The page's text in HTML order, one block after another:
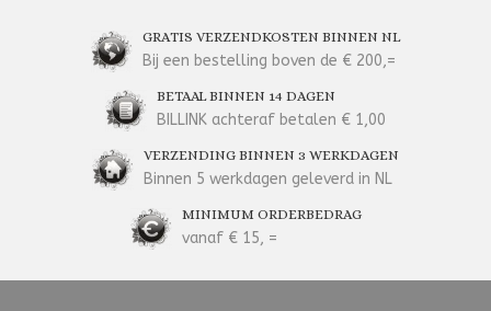
GRATIS VERZENDKOSTEN BINNEN NL
Bij een bestelling boven de € 200,=
BETAAL BINNEN 14 DAGEN
BILLINK achteraf betalen € 1,00
VERZENDING BINNEN 3 WERKDAGEN
Binnen 5 werkdagen geleverd in NL
MINIMUM ORDERBEDRAG
vanaf € 15, =